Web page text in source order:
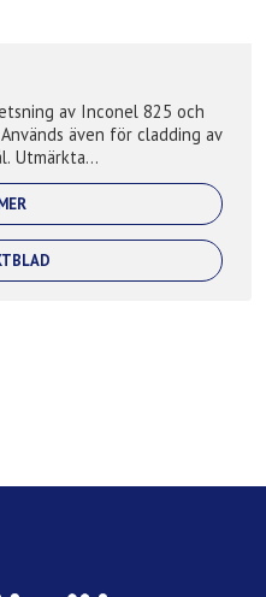
av Inconel 825 och
även för cladding av
Utmärkta
speciel...